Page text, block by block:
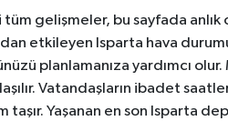
gelişmeler, bu sayfada
etkileyen Isparta hava
planlamanıza yardımcı
Vatandaşların ibadet
Yaşanan en son Isparta